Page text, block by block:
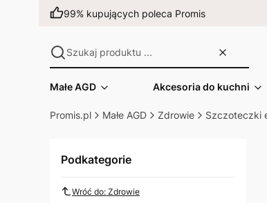
99% kupujących poleca Promis
Małe AGD Akcesoria do kuchni
Promis.pl Małe AGD Zdrowie Szczoteczki
Podkategorie
Wróć do: Zdrowie